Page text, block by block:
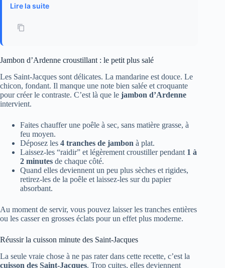
Lire la suite
Jambon d’Ardenne croustillant : le petit plus salé
Les Saint-Jacques sont délicates. La mandarine est douce. Le
chicon, fondant. Il manque une note bien salée et croquante
pour créer le contraste. C’est là que le jambon d’Ardenne
intervient.
Faites chauffer une poêle à sec, sans matière grasse, à
feu moyen.
Déposez les 4 tranches de jambon à plat.
Laissez-les “raidir” et légèrement croustiller pendant 1 à
2 minutes de chaque côté.
Quand elles deviennent un peu plus sèches et rigides,
retirez-les de la poêle et laissez-les sur du papier
absorbant.
Au moment de servir, vous pouvez laisser les tranches entières
ou les casser en grosses éclats pour un effet plus moderne.
Réussir la cuisson minute des Saint-Jacques
La seule vraie chose à ne pas rater dans cette recette, c’est la
cuisson des Saint-Jacques. Trop cuites, elles deviennent